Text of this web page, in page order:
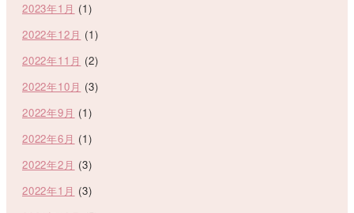
2023年1月 (1)
2022年12月 (1)
2022年11月 (2)
2022年10月 (3)
2022年9月 (1)
2022年6月 (1)
2022年2月 (3)
2022年1月 (3)